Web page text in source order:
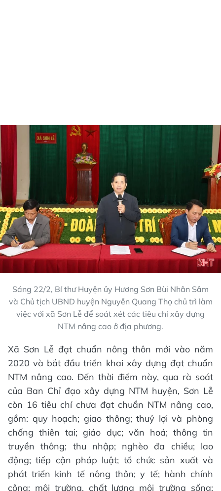
Sáng 22/2, Bí thư Huyện ủy Hương Sơn Bùi Nhân Sâm
và Chủ tịch UBND huyện Nguyễn Quang Thọ chủ trì làm
việc với xã Sơn Lễ để soát xét các tiêu chí xây dựng
NTM nâng cao ở địa phương.
Xã Sơn Lễ đạt chuẩn nông thôn mới vào năm
2020 và bắt đầu triển khai xây dựng đạt chuẩn
NTM nâng cao. Đến thời điểm này, qua rà soát
của Ban Chỉ đạo xây dựng NTM huyện, Sơn Lễ
còn 16 tiêu chí chưa đạt chuẩn NTM nâng cao,
gồm: quy hoạch; giao thông; thuỷ lợi và phòng
chống thiên tai; giáo dục; văn hoá; thông tin
truyền thông; thu nhập; nghèo đa chiều; lao
động; tiếp cận pháp luật; tổ chức sản xuất và
phát triển kinh tế nông thôn; y tế; hành chính
công; môi trường, chất lượng môi trường sống;